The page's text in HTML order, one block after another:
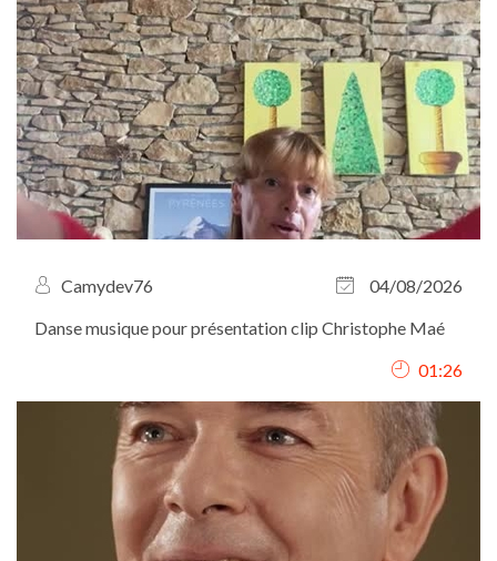
Camydev76
04/08/2026
Danse musique pour présentation clip Christophe Maé
01:26